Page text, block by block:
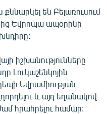
են Բելառուսում
Եվրոպա ապօրինի
իշխանությունները
Լուկաշենկոյին
Եվրամիության
և այդ եղանակով
հրահրելու համար: